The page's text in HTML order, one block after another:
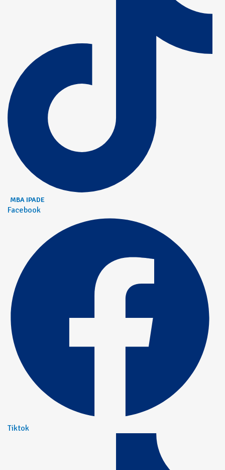
MBA IPADE
Facebook
Tiktok